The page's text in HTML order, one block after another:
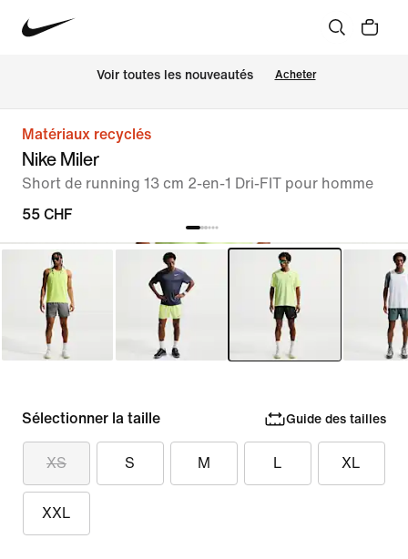
Voir toutes les nouveautés Acheter
Matériaux recyclés
Nike Miler
Short de running 13 cm 2-en-1 Dri-FIT pour homme
55 CHF
Sélectionner la taille Guide des tailles
XS S M L XL
XXL